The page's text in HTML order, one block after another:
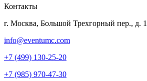
Контакты
г. Москва, Большой Трехгорный пер., д.
info@eventumc.com
+7 (499) 130-25-20
+7 (985) 970-47-30